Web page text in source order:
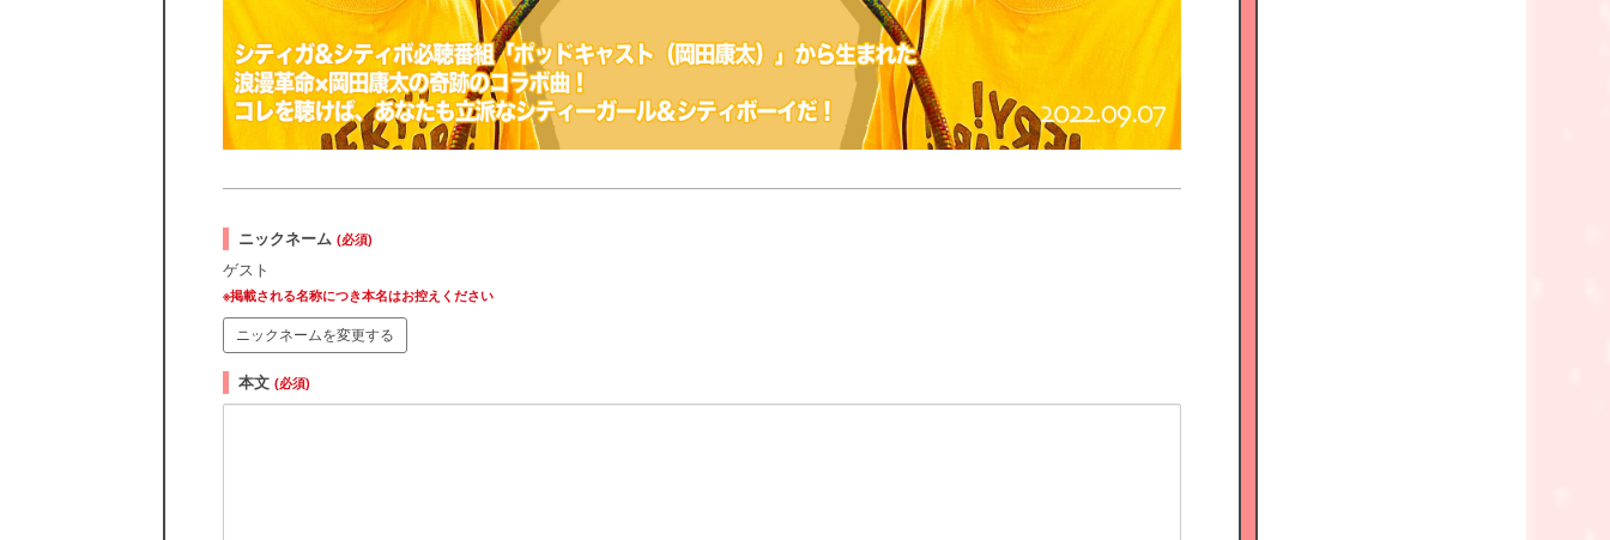
ニックネーム (必須)
ゲスト
※掲載される名称につき本名はお控えください
ニックネームを変更する
本文 (必須)